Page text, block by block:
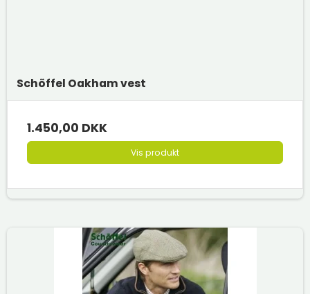
Schöffel Oakham vest
1.450,00 DKK
Vis produkt